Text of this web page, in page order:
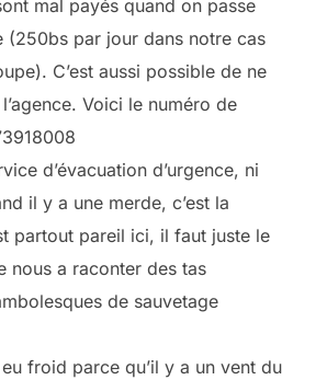
mal payés quand on passe
(250bs par jour dans notre cas
C’est aussi possible de ne
Voici le numéro de
d’évacuation d’urgence, ni
il y a une merde, c’est la
partout pareil ici, il faut juste le
nous a raconter des tas
de sauvetage
froid parce qu’il y a un vent du